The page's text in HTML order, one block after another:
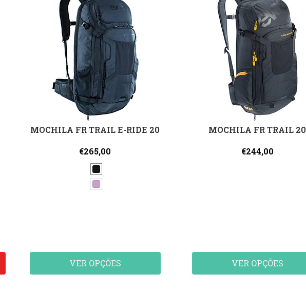
MOCHILA FR TRAIL E-RIDE 20
€265,00
VER OPÇÕES
MOCHILA FR TRAIL 20
€244,00
VER OPÇÕES